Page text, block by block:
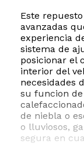
Este
avanzadas
experiencia
sistema de
posicionar el
interior del
necesidades
su funcion
de niebla o
o lluviosos,
segura en